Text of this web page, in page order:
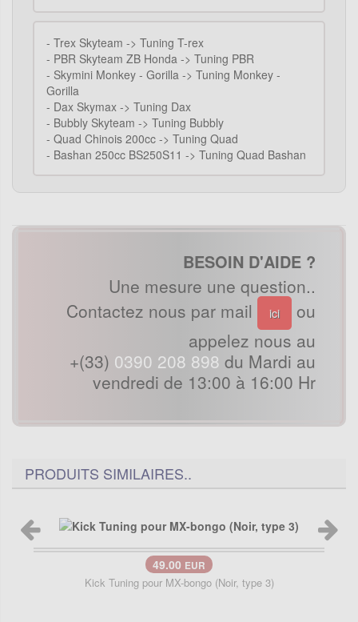
- Trex Skyteam -> Tuning T-rex
- PBR Skyteam ZB Honda -> Tuning PBR
- Skymini Monkey - Gorilla -> Tuning Monkey -
Gorilla
- Dax Skymax -> Tuning Dax
- Bubbly Skyteam -> Tuning Bubbly
- Quad Chinois 200cc -> Tuning Quad
- Bashan 250cc BS250S11 -> Tuning Quad Bashan
BESOIN D'AIDE ?
Une mesure une question..
Contactez nous par mail
ici
ou
appelez nous au
+(33) 0390 208 898 du Mardi au
vendredi de 13:00 à 16:00 Hr
PRODUITS SIMILAIRES..
49.00 EUR
Kick Tuning pour MX-bongo (Noir, type 3)